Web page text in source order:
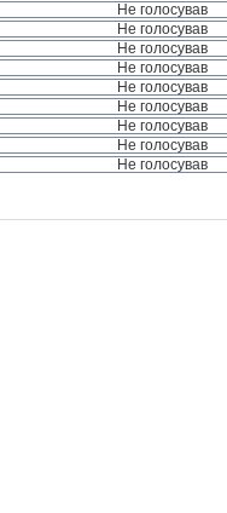
Не голосував
Не голосував
Не голосував
Не голосував
Не голосував
Не голосував
Не голосував
Не голосував
Не голосував